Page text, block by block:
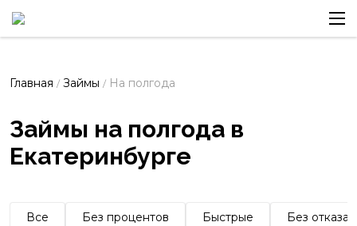
Главная / Займы / На полгода
Займы на полгода в
Екатеринбурге
Все Без процентов Быстрые Без отказа